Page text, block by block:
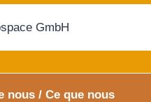
nous / Ce que nous